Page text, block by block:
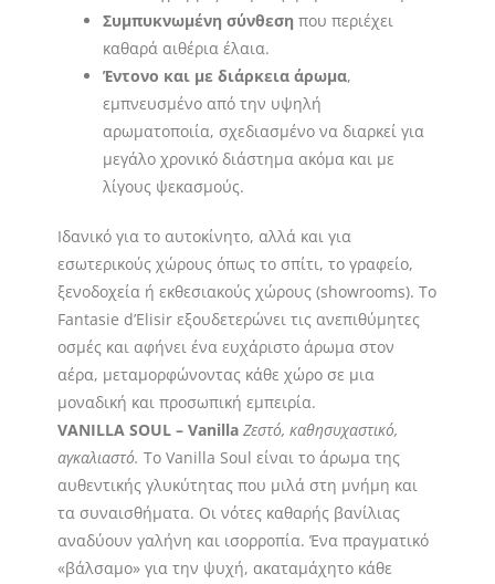
Συμπυκνωμένη σύνθεση που περιέχει
καθαρά αιθέρια έλαια.
Έντονο και με διάρκεια άρωμα,
εμπνευσμένο από την υψηλή
αρωματοποιία, σχεδιασμένο να διαρκεί για
μεγάλο χρονικό διάστημα ακόμα και με
λίγους ψεκασμούς.
Ιδανικό για το αυτοκίνητο, αλλά και για
εσωτερικούς χώρους όπως το σπίτι, το γραφείο,
ξενοδοχεία ή εκθεσιακούς χώρους (showrooms). Το
Fantasie d’Elisir εξουδετερώνει τις ανεπιθύμητες
οσμές και αφήνει ένα ευχάριστο άρωμα στον
αέρα, μεταμορφώνοντας κάθε χώρο σε μια
μοναδική και προσωπική εμπειρία.
VANILLA SOUL – Vanilla Ζεστό, καθησυχαστικό,
αγκαλιαστό. Το Vanilla Soul είναι το άρωμα της
αυθεντικής γλυκύτητας που μιλά στη μνήμη και
τα συναισθήματα. Οι νότες καθαρής βανίλιας
αναδύουν γαλήνη και ισορροπία. Ένα πραγματικό
«βάλσαμο» για την ψυχή, ακαταμάχητο κάθε